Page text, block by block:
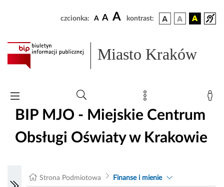
czcionka: A A A kontrast:
Miasto Kraków
BIP MJO - Miejskie Centrum
Obsługi Oświaty w Krakowie
Strona Podmiotowa Finanse i mienie